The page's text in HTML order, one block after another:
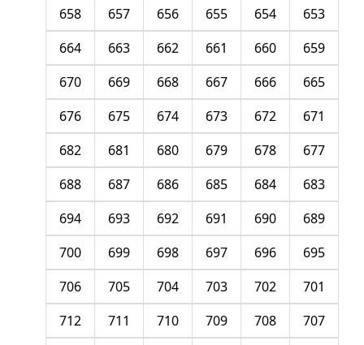
653
654
655
656
657
658
659
660
661
662
663
664
665
666
667
668
669
670
671
672
673
674
675
676
677
678
679
680
681
682
683
684
685
686
687
688
689
690
691
692
693
694
695
696
697
698
699
700
701
702
703
704
705
706
707
708
709
710
711
712